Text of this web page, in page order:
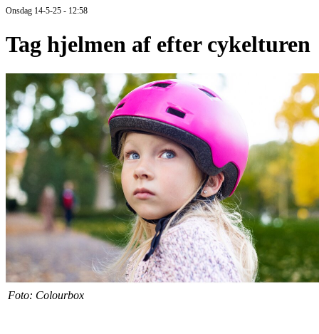
Onsdag 14-5-25 - 12:58
Tag hjelmen af efter cykelturen
Foto: Colourbox